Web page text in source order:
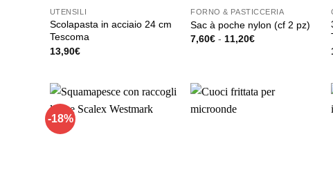
UTENSILI
Scolapasta in acciaio 24 cm
Tescoma
13,90€
FORNO & PASTICCERIA
Sac à poche nylon (cf 2 pz)
7,60€ - 11,20€Fascia
11,20€
ha
più
varianti.
-18%